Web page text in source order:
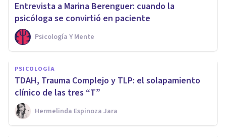
Entrevista a Marina Berenguer: cuando la
psicóloga se convirtió en paciente
Psicología Y Mente
PSICOLOGÍA
TDAH, Trauma Complejo y TLP: el solapamiento
clínico de las tres “T”
Hermelinda Espinoza Jara